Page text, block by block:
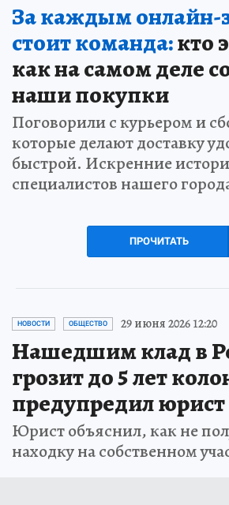
За каждым онлайн-
стоит команда:кто
как на самом деле
наши покупки
Поговорили с курьером и
которые делают доставку
быстрой. Искренние
специалистов нашего
ПРОЧИТАТЬ
НОВОСТИ ОБЩЕСТВО 29 июня 2026 12:20
Нашедшим клад в
грозит до 5 лет
предупредил юрист
Юрист объяснил, как не
находку на собственном